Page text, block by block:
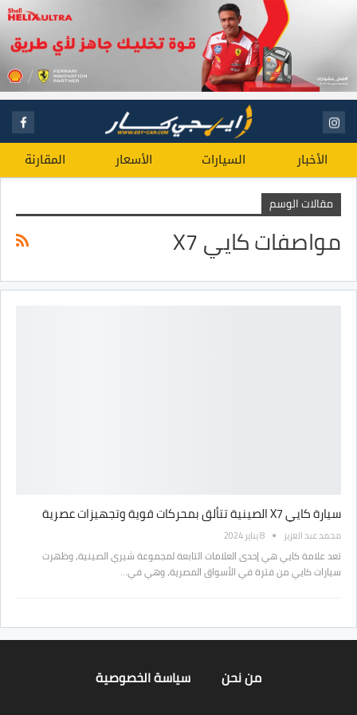
الأخبار السيارات الأسعار المقارنة
مقالات الوسم
مواصفات كايي X7
سيارة كايي X7 الصينية تتألق بمحركات قوية وتجهيزات عصرية
محمد عبد العزيز 8 يناير 2024
تعد علامة كايي هي إحدى العلامات التابعة لمجموعة شيري الصينية، وظهرت
سيارات كايي من فترة في الأسواق المصرية، وهي في…
من نحن سياسة الخصوصية